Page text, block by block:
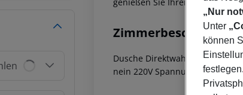
Zimmerbeschreibung
Dusche Direktwahltelefon Für
nein 220V Spannung
„Nur
Unter
können